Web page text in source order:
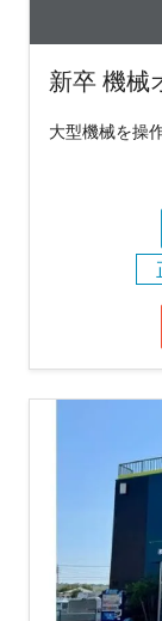
新卒 機械
大型機械を操